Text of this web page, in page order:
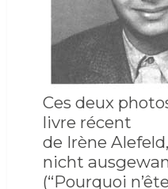
Ces deux
livre récent
de Irène
nicht
(“Pourquoi